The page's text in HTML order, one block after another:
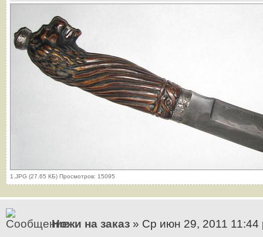
1.JPG (27.65 КБ) Просмотров: 15095
Ножи на заказ » Ср июн 29, 2011 11:44